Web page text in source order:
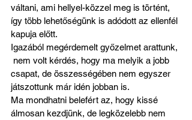
váltani, ami hellyel-közzel meg is történt,
így több lehetőségünk is adódott az ellenfél
kapuja előtt.
Igazából megérdemelt győzelmet arattunk,
nem volt kérdés, hogy ma melyik a jobb
csapat, de összességében nem egyszer
játszottunk már idén jobban is.
Ma mondhatni belefért az, hogy kissé
álmosan kezdjünk, de legközelebb nem